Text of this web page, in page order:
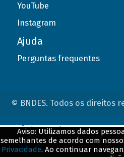
YouTube
Instagram
Ajuda
Perguntas frequentes
© BNDES. Todos os direitos
Aviso: Utilizamos dados
semelhantes de acordo com
Privacidade. Ao continuar
ConteÃºdo complementar
${title}${badge}